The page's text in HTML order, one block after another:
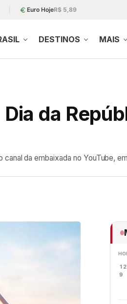
Euro HojeR$ 5,89
DESTINOS MAIS
da
da embaixada no YouTube,
9